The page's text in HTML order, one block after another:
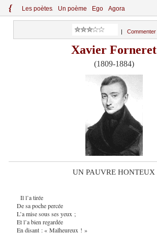
{ Les poètes Un poème Ego Agora
Commenter
Xavier Forneret
(1809-1884)
UN PAUVRE HONTEUX
Il l’a tirée
De sa poche percée
L’a mise sous ses yeux ;
Et l’a bien regardée
En disant : « Malheureux ! »